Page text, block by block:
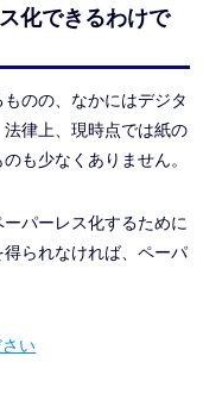
化できるわけで
のの、なかにはデジタ
律上、現時点では紙の
も少なくありません。
パーレス化するために
られなければ、ペーパ
い